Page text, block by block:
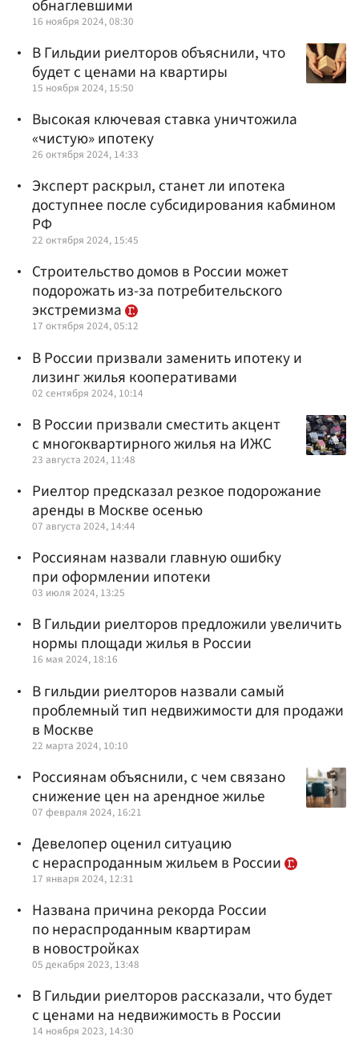
обнаглевшими
16 ноября 2024, 08:30
В Гильдии риелторов объяснили, что
будет с ценами на квартиры
15 ноября 2024, 15:50
Высокая ключевая ставка уничтожила
«чистую» ипотеку
26 октября 2024, 14:33
Эксперт раскрыл, станет ли ипотека
доступнее после субсидирования кабмином
РФ
22 октября 2024, 15:45
Строительство домов в России может
подорожать из-за потребительского
экстремизма
17 октября 2024, 05:12
В России призвали заменить ипотеку и
лизинг жилья кооперативами
02 сентября 2024, 10:14
В России призвали сместить акцент
с многоквартирного жилья на ИЖС
23 августа 2024, 11:48
Риелтор предсказал резкое подорожание
аренды в Москве осенью
07 августа 2024, 14:44
Россиянам назвали главную ошибку
при оформлении ипотеки
03 июля 2024, 13:25
В Гильдии риелторов предложили увеличить
нормы площади жилья в России
16 мая 2024, 18:16
В гильдии риелторов назвали самый
проблемный тип недвижимости для продажи
в Москве
22 марта 2024, 10:10
Россиянам объяснили, с чем связано
снижение цен на арендное жилье
07 февраля 2024, 16:21
Девелопер оценил ситуацию
с нераспроданным жильем в России
17 января 2024, 12:31
Названа причина рекорда России
по нераспроданным квартирам
в новостройках
05 декабря 2023, 13:48
В Гильдии риелторов рассказали, что будет
с ценами на недвижимость в России
14 ноября 2023, 14:30